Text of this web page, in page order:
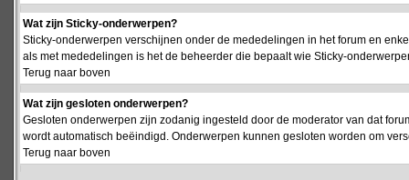
Wat zijn Sticky-onderwerpen?
Sticky-onderwerpen verschijnen onder de mededelingen in het forum en
als met mededelingen is het de beheerder die bepaalt wie Sticky-
Terug naar boven
Wat zijn gesloten onderwerpen?
Gesloten onderwerpen zijn zodanig ingesteld door de moderator van dat
wordt automatisch beëindigd. Onderwerpen kunnen gesloten worden om
Terug naar boven